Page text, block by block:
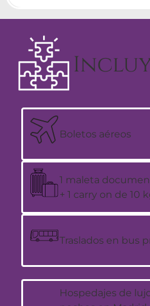
Boletos aéreos
1 maleta
+ 1 carry on de 10
Traslados en bus
Hospedajes de